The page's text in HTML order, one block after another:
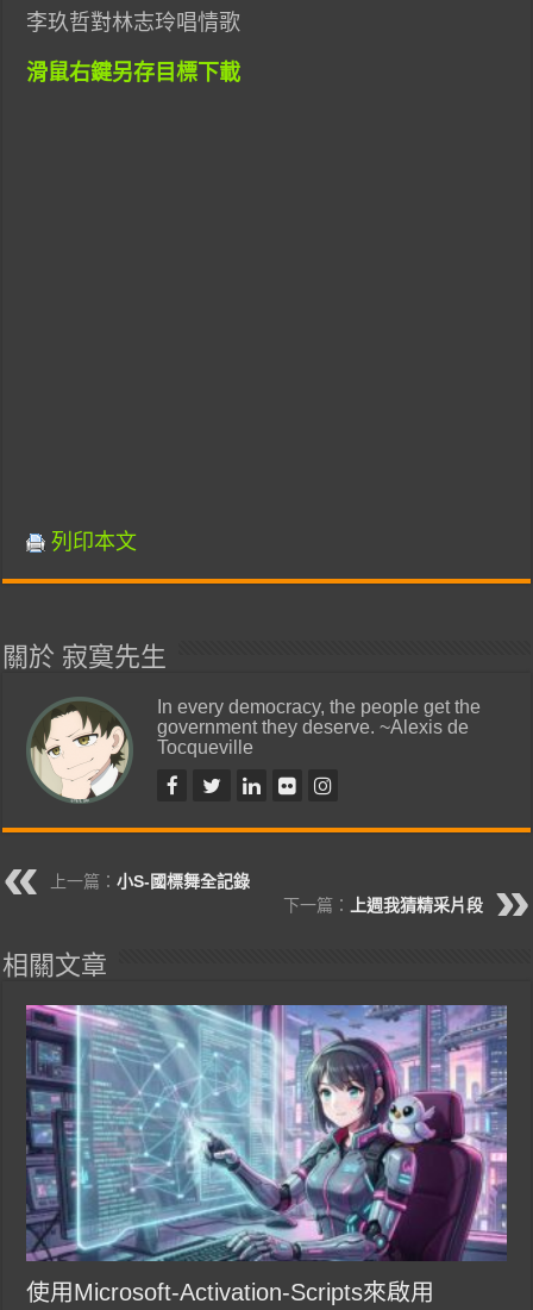
李玖哲對林志玲唱情歌
滑鼠右鍵另存目標下載
列印本文
關於 寂寞先生
In every democracy, the people get the
government they deserve. ~Alexis de
Tocqueville
上一篇：小S-國標舞全記錄
下一篇：
上週我猜精采片段
相關文章
使用Microsoft-Activation-Scripts來啟用